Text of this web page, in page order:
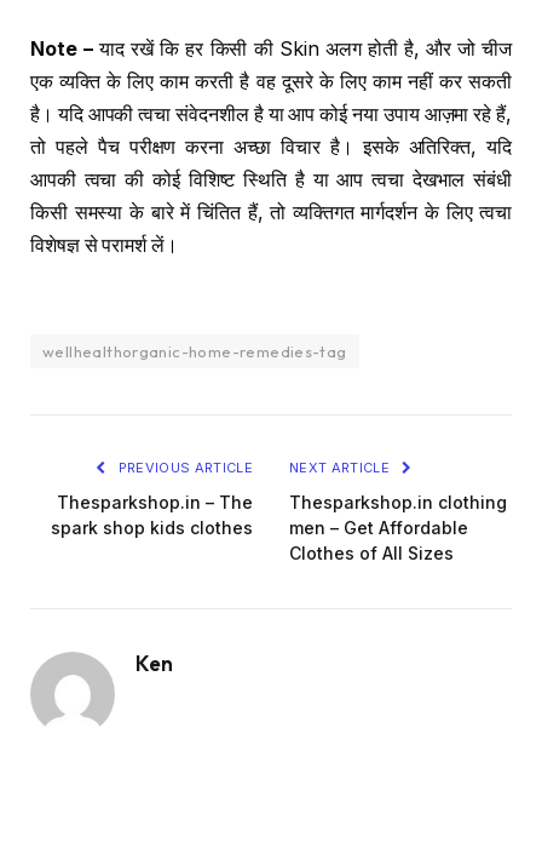
Note –याद रखें कि हर किसी की Skin अलग होती है, और जो चीज
एक व्यक्ति के लिए काम करती है वह दूसरे के लिए काम नहीं कर सकती
है। यदि आपकी त्वचा संवेदनशील है या आप कोई नया उपाय आज़मा रहे हैं,
तो पहले पैच परीक्षण करना अच्छा विचार है। इसके अतिरिक्त, यदि
आपकी त्वचा की कोई विशिष्ट स्थिति है या आप त्वचा देखभाल संबंधी
किसी समस्या के बारे में चिंतित हैं, तो व्यक्तिगत मार्गदर्शन के लिए त्वचा
विशेषज्ञ से परामर्श लें।
wellhealthorganic-home-remedies-tag
PREVIOUS ARTICLE
Thesparkshop.in – The
spark shop kids clothes
NEXT ARTICLE
Thesparkshop.in clothing
men – Get Affordable
Clothes of All Sizes
Ken